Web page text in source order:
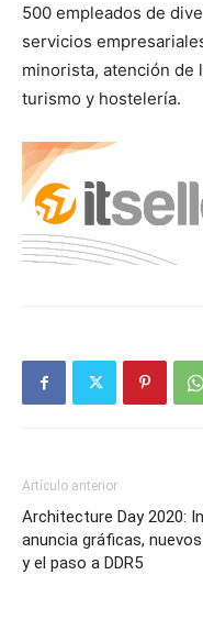
500 empleados de
servicios
minorista, atención de
turismo y hostelería.
Artículo anterior
Architecture Day 2020:
anuncia gráficas, nuevos
y el paso a DDR5